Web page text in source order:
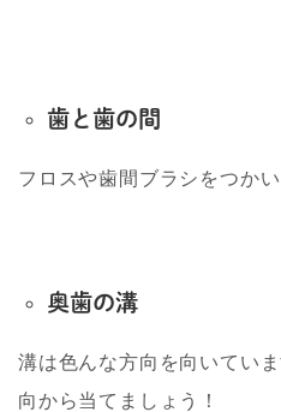
歯と歯の間
フロスや歯間ブラシをつかい
奥歯の溝
溝は色んな方向を向いてい
向から当てましょう！